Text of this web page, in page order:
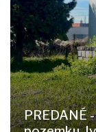
PREDANÉ